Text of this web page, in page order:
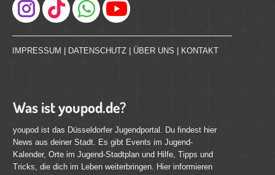
Instagram
IMPRESSUM | DATENSCHUTZ | ÜBER UNS | KONTAKT
Was ist youpod.de?
youpod ist das Düsseldorfer Jugendportal. Du findest hier
News aus deiner Stadt. Es gibt Events im Jugend-
Kalender, Orte im Jugend-Stadtplan und Hilfe, Tipps und
Tricks, die dich im Leben weiterbringen. Hier informieren